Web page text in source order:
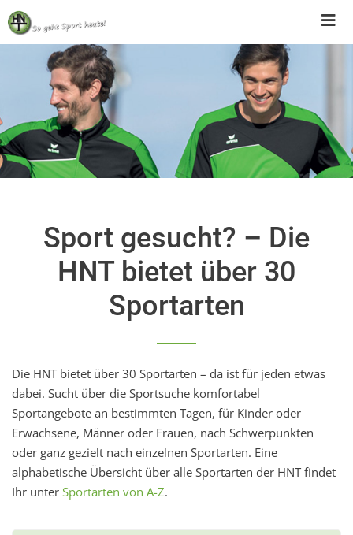
Skip
to
content
Sport gesucht? – Die
HNT bietet über 30
Sportarten
Die HNT bietet über 30 Sportarten – da ist für jeden etwas
dabei. Sucht über die Sportsuche komfortabel
Sportangebote an bestimmten Tagen, für Kinder oder
Erwachsene, Männer oder Frauen, nach Schwerpunkten
oder ganz gezielt nach einzelnen Sportarten. Eine
alphabetische Übersicht über alle Sportarten der HNT findet
Ihr unter Sportarten von A-Z.